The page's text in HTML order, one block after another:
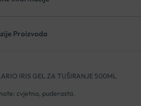
Proizvoda
IRIS GEL ZA TUŠIRANJE 500ML
cvjetna, puderasta.